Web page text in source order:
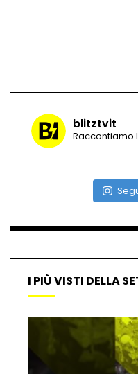
attimi di
Incidente
Ucraina,
i droni russi
blitztvit
Raccontiamo
I PIÙ VISTI DELLA